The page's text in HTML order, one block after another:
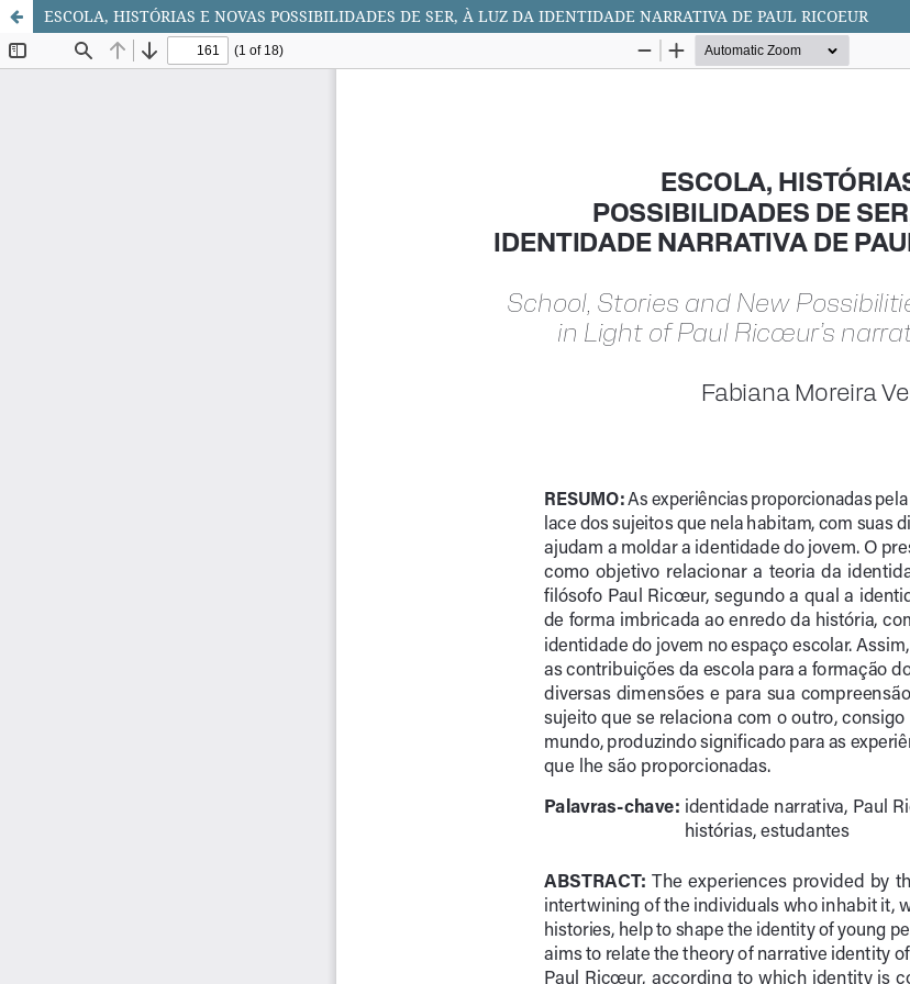
ESCOLA, HISTÓRIAS E NOVAS POSSIBILIDADES DE SER, À LUZ DA IDENTIDADE NARRATIVA DE PAUL RICOEUR